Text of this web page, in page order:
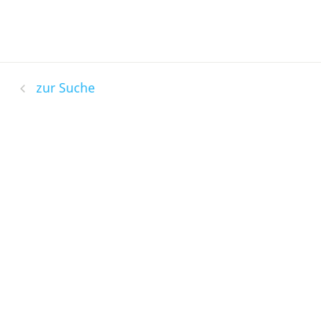
zur Suche